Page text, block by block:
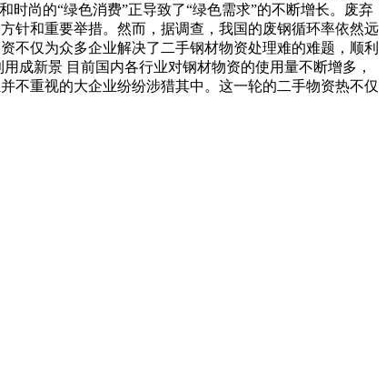
尚的“绿色消费”正导致了“绿色需求”的不断增长。废弃
针和重要举措。然而，据调查，我国的废钢循环率依然远
不仅为众多企业解决了二手钢材物资处理难的难题，顺利
成新景 目前国内各行业对钢材物资的使用量不断增多，
不重视的大企业纷纷涉猎其中。这一轮的二手物资热不仅